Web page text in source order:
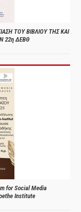
ΤΟΥ ΒΙΒΛΙΟΥ ΤΗΣ ΚΑΙ
22η ΔΕΒΘ
for Social Media
Institute